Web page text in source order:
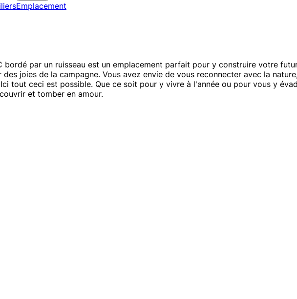
Emplacement
bordé par un ruisseau est un emplacement parfait pour y construire votre
joies de la campagne. Vous avez envie de vous reconnecter avec la
tout ceci est possible. Que ce soit pour y vivre à l'année ou pour vous y
et tomber en amour.